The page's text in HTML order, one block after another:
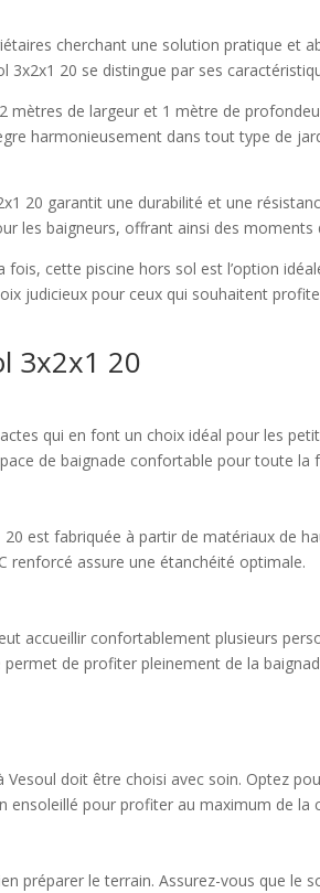
cherchant une solution pratique et
20 se distingue par ses
de largeur et 1 mètre de
harmonieusement dans tout type de
20 garantit une durabilité et une
les baigneurs, offrant ainsi des
cette piscine hors sol est l’option
judicieux pour ceux qui souhaitent
3x2x1 20
qui en font un choix idéal pour les
de baignade confortable pour toute la
est fabriquée à partir de matériaux de
renforcé assure une étanchéité optimale.
accueillir confortablement plusieurs
de profiter pleinement de la
doit être choisi avec soin. Optez
pour profiter au maximum de la
préparer le terrain. Assurez-vous que le